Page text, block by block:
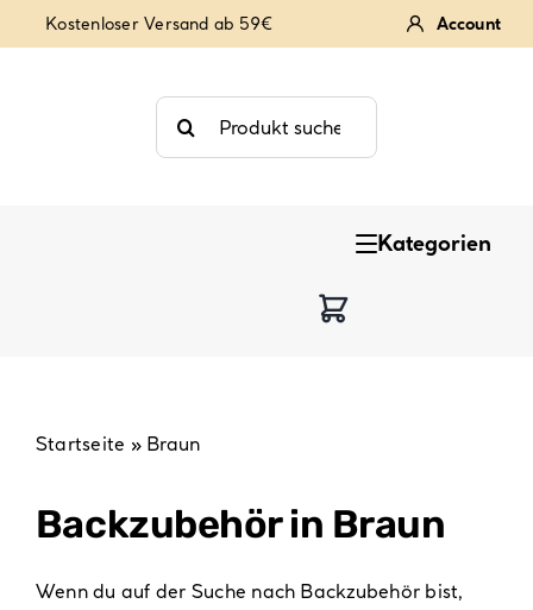
Inhalt
Kostenloser Versand ab 59€ Account
Suche
nach:
Kategorien
Verpackungen
Partydekoration
Startseite » Braun
Backzubehör in Braun
Wenn du auf der Suche nach Backzubehör bist,